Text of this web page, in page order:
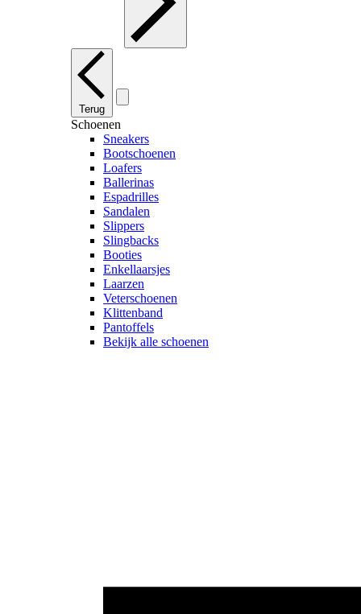
Terug
Schoenen
Sneakers
Bootschoenen
Loafers
Ballerinas
Espadrilles
Sandalen
Slippers
Slingbacks
Booties
Enkellaarsjes
Laarzen
Veterschoenen
Klittenband
Pantoffels
Bekijk alle schoenen